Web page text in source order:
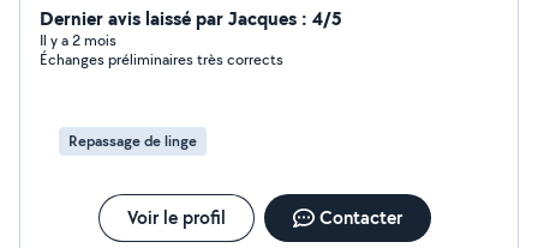
Dernier avis laissé par Jacques : 4/5
Il y a 2 mois
Échanges préliminaires très corrects
Repassage de linge
Voir le profil Contacter